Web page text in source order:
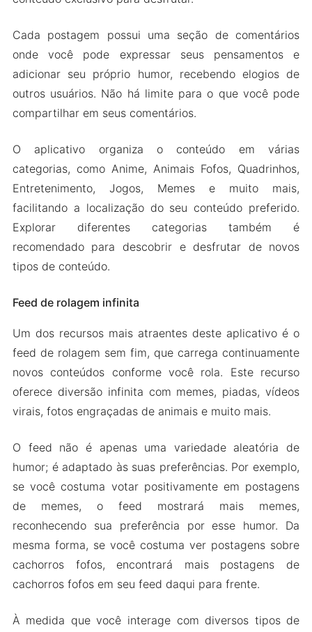
Cada postagem possui uma seção de comentários
onde você pode expressar seus pensamentos e
adicionar seu próprio humor, recebendo elogios de
outros usuários. Não há limite para o que você pode
compartilhar em seus comentários.
O aplicativo organiza o conteúdo em várias
categorias, como Anime, Animais Fofos, Quadrinhos,
Entretenimento, Jogos, Memes e muito mais,
facilitando a localização do seu conteúdo preferido.
Explorar diferentes categorias também é
recomendado para descobrir e desfrutar de novos
tipos de conteúdo.
Feed de rolagem infinita
Um dos recursos mais atraentes deste aplicativo é o
feed de rolagem sem fim, que carrega continuamente
novos conteúdos conforme você rola. Este recurso
oferece diversão infinita com memes, piadas, vídeos
virais, fotos engraçadas de animais e muito mais.
O feed não é apenas uma variedade aleatória de
humor; é adaptado às suas preferências. Por exemplo,
se você costuma votar positivamente em postagens
de memes, o feed mostrará mais memes,
reconhecendo sua preferência por esse humor. Da
mesma forma, se você costuma ver postagens sobre
cachorros fofos, encontrará mais postagens de
cachorros fofos em seu feed daqui para frente.
À medida que você interage com diversos tipos de